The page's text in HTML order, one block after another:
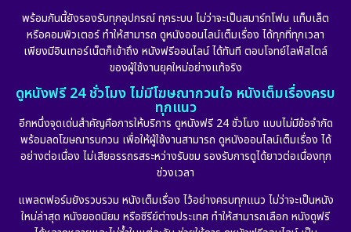
พร้อมกันนี้ยังรองรับทุกอุปกรณ์ ทุกระบบ ไม่ว่าจะเป็นสมาร์ทโฟน แท็บเล็ต
หรือคอมพิวเตอร์ ทำให้สามารถ ดูหนังออนไลน์เต็มเรื่อง ได้ทุกที่ทุกเวลา
เพียงมีอินเทอร์เน็ตก็เข้าถึง หนังฟรีออนไลน์ ได้ทันที ตอบโจทย์ไลฟ์สไตล์
ของผู้ใช้งานยุคใหม่อย่างแท้จริง
ดูหนังฟรี 24 ชั่วโมง ไม่มีโฆษณากวนใจ หนังเต็มเรื่องครบ
ทุกแนว
อีกหนึ่งจุดเด่นสำคัญคือการให้บริการ ดูหนังฟรี 24 ชั่วโมง แบบไม่มีข้อจำกัด
พร้อมลดโฆษณารบกวน เพื่อให้ผู้ใช้งานสามารถ ดูหนังออนไลน์เต็มเรื่อง ได้
อย่างต่อเนื่อง ไม่เสียอรรถรสระหว่างรับชม รองรับการดูได้ยาวต่อเนื่องทุก
ช่วงเวลา
แพลตฟอร์มยังรวบรวม หนังเต็มเรื่อง ไว้อย่างครบทุกแนว ไม่ว่าจะเป็นหนัง
ใหม่ล่าสุด หนังยอดนิยม หรือซีรีย์ต่างประเทศ ทำให้สามารถเลือก หนังดูฟรี